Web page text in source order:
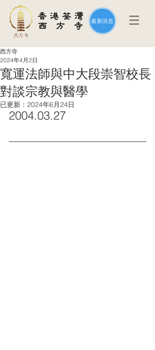
最新消息
寬運法師與中大段崇智校長
對談宗教與醫學
西方寺
2024年4月2日
已更新： 2024年6月24日
2004.03.27